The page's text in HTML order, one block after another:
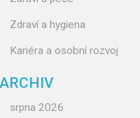
Zdraví a hygiena
Kariéra a osobní rozvoj
ARCHIV
srpna 2026